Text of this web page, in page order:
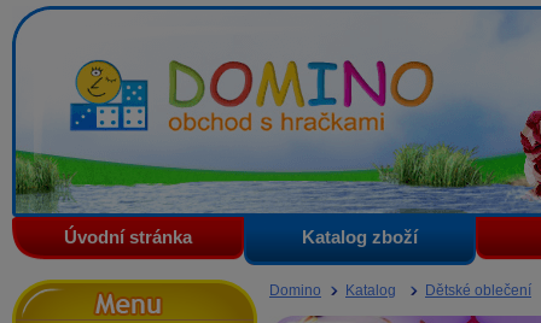
Domino - obchod s hračkami
Úvodní stránka Katalog zboží
Domino Katalog Dětské oblečení
Menu